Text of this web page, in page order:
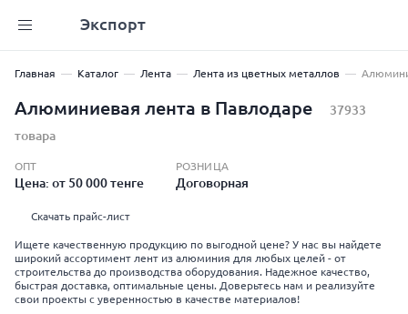
Экспорт
Главная Каталог Лента Лента из цветных металлов
Алюминиевая лента в Павлодаре
37933
товара
ОПТ
Цена: от 50 000 тенге
РОЗНИЦА
Договорная
Скачать прайс-лист
Ищете качественную продукцию по выгодной цене? У нас вы найдете
широкий ассортимент лент из алюминия для любых целей - от
строительства до производства оборудования. Надежное качество,
быстрая доставка, оптимальные цены. Доверьтесь нам и реализуйте
свои проекты с уверенностью в качестве материалов!